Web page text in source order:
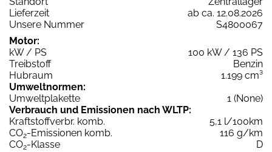
Lieferzeit
ab ca. 12.08.2026
Unsere Nummer
S4800067
Motor:
kW / PS
100 kW / 136 PS
Treibstoff
Benzin
Hubraum
1.199 cm³
Umweltnormen:
Umweltplakette
1 (None)
Verbrauch und Emissionen nach WLTP:
Kraftstoffverbr. komb.
5,1 l/100km
CO2-Emissionen komb.
116 g/km
CO2-Klasse
D